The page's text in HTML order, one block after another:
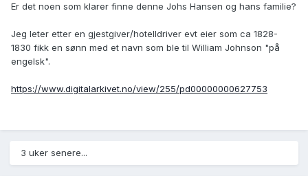
Er det noen som klarer finne denne Johs Hansen og hans familie?
Jeg leter etter en gjestgiver/hotelldriver evt eier som ca 1828-
1830 fikk en sønn med et navn som ble til William Johnson "på
engelsk".
https://www.digitalarkivet.no/view/255/pd00000000627753
3 uker senere...